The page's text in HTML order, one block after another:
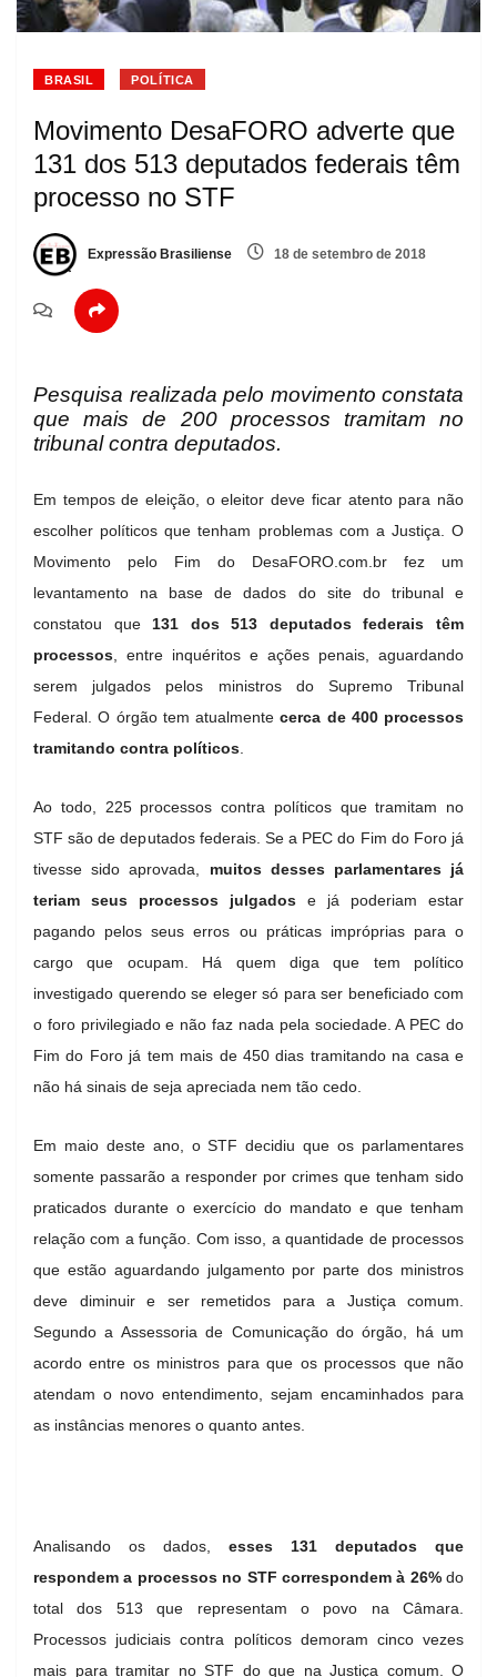
BRASIL POLÍTICA
Movimento DesaFORO adverte que
131 dos 513 deputados federais têm
processo no STF
Expressão Brasiliense 18 de setembro de 2018
Pesquisa realizada pelo movimento constata
que mais de 200 processos tramitam no
tribunal contra deputados.
Em tempos de eleição, o eleitor deve ficar atento para não
escolher políticos que tenham problemas com a Justiça. O
Movimento pelo Fim do DesaFORO.com.br fez um
levantamento na base de dados do site do tribunal e
constatou que 131 dos 513 deputados federais têm
processos , entre inquéritos e ações penais, aguardando
serem julgados pelos ministros do Supremo Tribunal
Federal. O órgão tem atualmente cerca de 400 processos
tramitando contra políticos
Ao todo, 225 processos contra políticos que tramitam no
STF são de deputados federais​. Se a PEC do Fim do Foro já
tivesse sido aprovada, muitos desses parlamentares já
teriam seus processos julgados e já poderiam estar
pagando pelos seus erros ou práticas impróprias para o
cargo que ocupam. Há quem diga que tem político
investigado querendo se eleger só para ser beneficiado com
o foro privilegiado e não faz nada pela sociedade. A PEC do
Fim do Foro já tem mais de 450 dias tramitando na casa e
não há sinais de seja apreciada nem tão cedo.
Em maio deste ano, o STF decidiu que os parlamentares
somente passarão a responder por crimes que tenham sido
praticados durante o exercício do mandato e que tenham
relação com a função. Com isso, a quantidade de processos
que estão aguardando julgamento por parte dos ministros
deve diminuir e ser remetidos para a Justiça comum.
Segundo a Assessoria de Comunicação do órgão, há um
acordo entre os ministros para que os processos que não
atendam o novo entendimento, sejam encaminhados para
as instâncias menores o quanto antes.
Analisando os dados, esses 131 deputados que
respondem a processos no STF correspondem à ​26%do
total dos 513 que representam o povo na Câmara​.
Processos judiciais contra políticos demoram cinco vezes
mais para tramitar no STF do que na Justiça comum. O